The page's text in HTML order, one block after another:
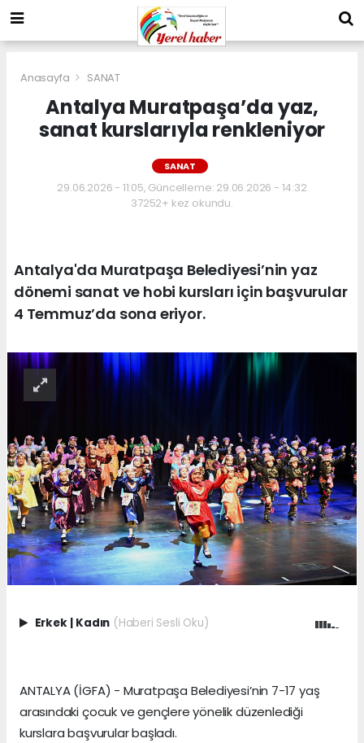
Anasayfa SANAT
Antalya Muratpaşa’da yaz,
sanat kurslarıyla renkleniyor
SANAT
29.06.2026 - 11:05, Güncelleme: 29.06.2026 - 14:32
37252+ kez okundu.
Antalya'da Muratpaşa Belediyesi’nin yaz
dönemi sanat ve hobi kursları için başvurular
4 Temmuz’da sona eriyor.
Erkek Kadın (Haberi Sesli Oku)
ANTALYA (İGFA) - Muratpaşa Belediyesi’nin 7-17 yaş
arasındaki çocuk ve gençlere yönelik düzenlediği
kurslara başvurular başladı.